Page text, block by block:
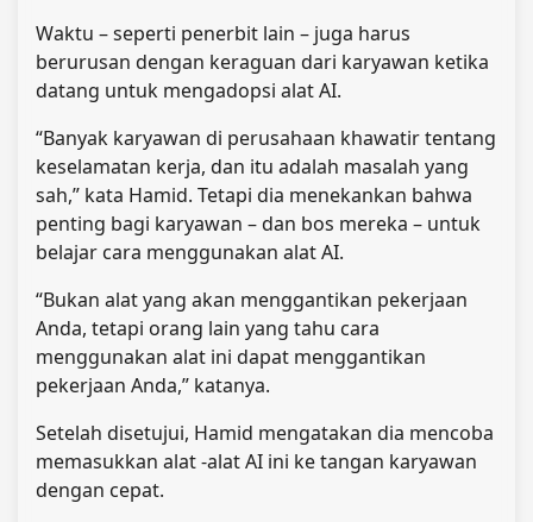
Waktu – seperti penerbit lain – juga harus
berurusan dengan keraguan dari karyawan ketika
datang untuk mengadopsi alat AI.
“Banyak karyawan di perusahaan khawatir tentang
keselamatan kerja, dan itu adalah masalah yang
sah,” kata Hamid. Tetapi dia menekankan bahwa
penting bagi karyawan – dan bos mereka – untuk
belajar cara menggunakan alat AI.
“Bukan alat yang akan menggantikan pekerjaan
Anda, tetapi orang lain yang tahu cara
menggunakan alat ini dapat menggantikan
pekerjaan Anda,” katanya.
Setelah disetujui, Hamid mengatakan dia mencoba
memasukkan alat -alat AI ini ke tangan karyawan
dengan cepat.